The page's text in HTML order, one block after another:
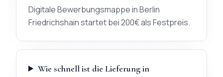
Digitale Bewerbungsmappe in Berlin
Friedrichshain startet bei 200€ als Festpreis.
Wie schnell ist die Lieferung in